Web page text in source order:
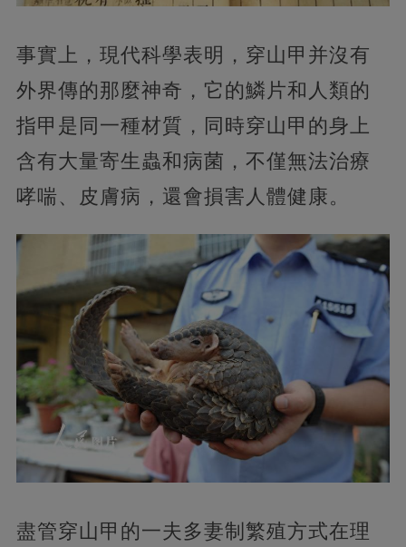
事實上，現代科學表明，穿山甲并沒有
外界傳的那麼神奇，它的鱗片和人類的
指甲是同一種材質，同時穿山甲的身上
含有大量寄生蟲和病菌，不僅無法治療
哮喘、皮膚病，還會損害人體健康。
盡管穿山甲的一夫多妻制繁殖方式在理